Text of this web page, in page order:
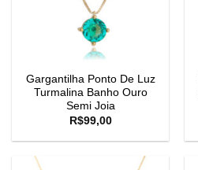
Gargantilha Ponto De Luz
Turmalina Banho Ouro
Semi Joia
R$99,00